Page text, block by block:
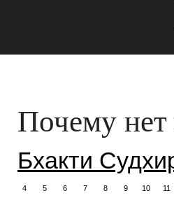
Почему нет
Бхакти
4 5 6 7 8 9 10 11